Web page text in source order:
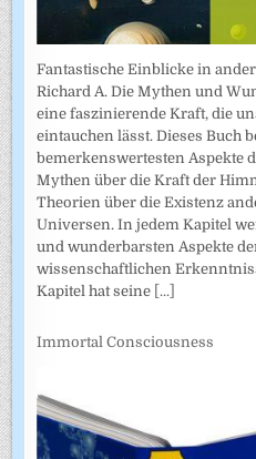
Fantastische Einblicke in
Richard A. Die Mythen und
eine faszinierende Kraft, die
eintauchen lässt. Dieses Buch
bemerkenswertesten Aspekte
Mythen über die Kraft der
Theorien über die Existenz
Universen. In jedem Kapitel
und wunderbarsten Aspekte
wissenschaftlichen
Kapitel hat seine [...]
Immortal Consciousness